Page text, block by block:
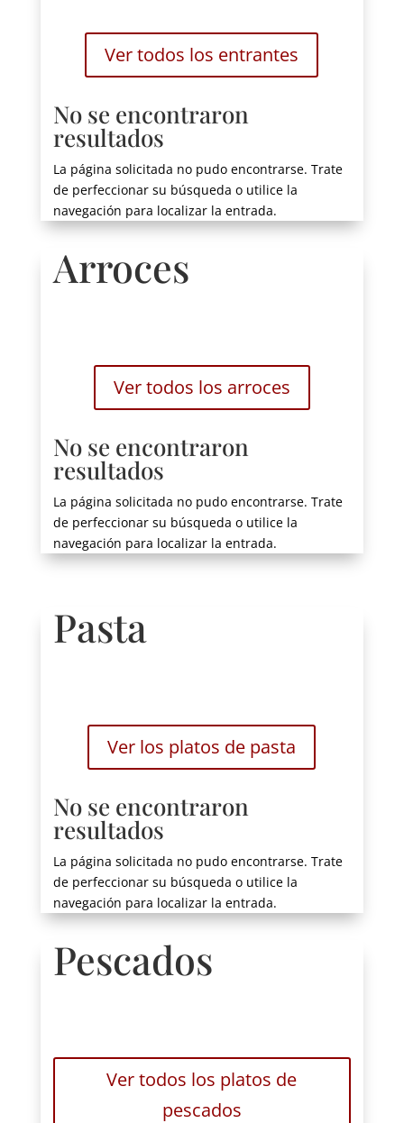
Ver todos los entrantes
No se encontraron
resultados
La página solicitada no pudo encontrarse. Trate
de perfeccionar su búsqueda o utilice la
navegación para localizar la entrada.
Arroces
Ver todos los arroces
No se encontraron
resultados
La página solicitada no pudo encontrarse. Trate
de perfeccionar su búsqueda o utilice la
navegación para localizar la entrada.
Pasta
Ver los platos de pasta
No se encontraron
resultados
La página solicitada no pudo encontrarse. Trate
de perfeccionar su búsqueda o utilice la
navegación para localizar la entrada.
Pescados
Ver todos los platos de
pescados